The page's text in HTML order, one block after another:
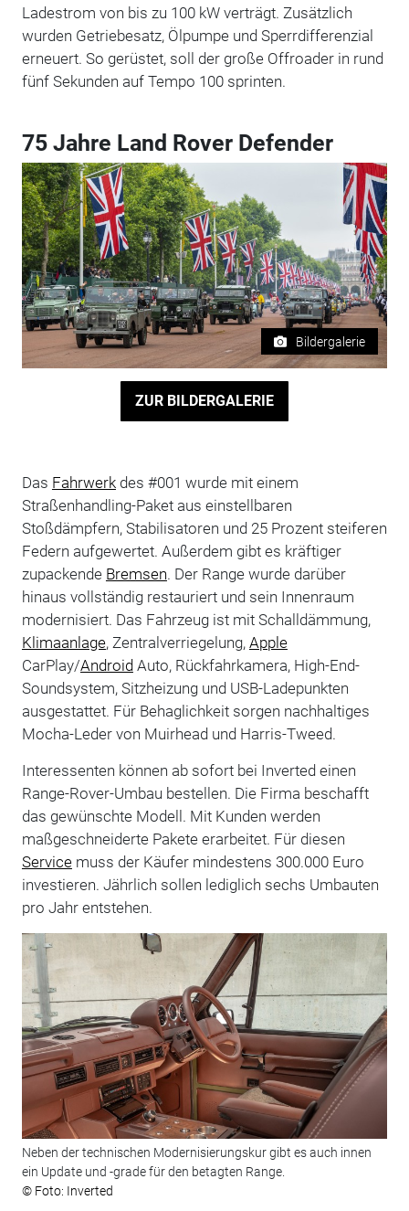
Ladestrom von bis zu 100 kW verträgt. Zusätzlich
wurden Getriebesatz, Ölpumpe und Sperrdifferenzial
erneuert. So gerüstet, soll der große Offroader in rund
fünf Sekunden auf Tempo 100 sprinten.
75 Jahre Land Rover Defender
Bildergalerie
ZUR BILDERGALERIE
Das Fahrwerkdes #001 wurde mit einem
Straßenhandling-Paket aus einstellbaren
Stoßdämpfern, Stabilisatoren und 25 Prozent steiferen
Federn aufgewertet. Außerdem gibt es kräftiger
zupackende Bremsen. Der Range wurde darüber
hinaus vollständig restauriert und sein Innenraum
modernisiert. Das Fahrzeug ist mit Schalldämmung,
Klimaanlage, Zentralverriegelung, Apple
CarPlay/AndroidAuto, Rückfahrkamera, High-End-
Soundsystem, Sitzheizung und USB-Ladepunkten
ausgestattet. Für Behaglichkeit sorgen nachhaltiges
Mocha-Leder von Muirhead und Harris-Tweed.
Interessenten können ab sofort bei Inverted einen
Range-Rover-Umbau bestellen. Die Firma beschafft
das gewünschte Modell. Mit Kunden werden
maßgeschneiderte Pakete erarbeitet. Für diesen
Servicemuss der Käufer mindestens 300.000 Euro
investieren. Jährlich sollen lediglich sechs Umbauten
pro Jahr entstehen.
Neben der technischen Modernisierungskur gibt es auch innen
ein Update und -grade für den betagten Range.
© Foto: Inverted